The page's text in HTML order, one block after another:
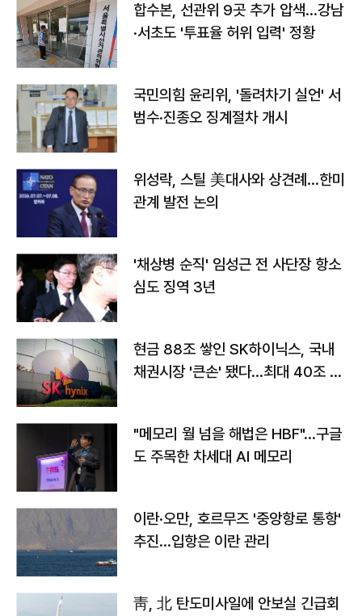
합수본, 선관위 9곳 추가 압색…강남
·서초도 '투표율 허위 입력' 정황
국민의힘 윤리위, '돌려차기 실언' 서
범수·진종오 징계절차 개시
위성락, 스틸 美대사와 상견례…한미
관계 발전 논의
'채상병 순직' 임성근 전 사단장 항소
심도 징역 3년
현금 88조 쌓인 SK하이닉스, 국내
채권시장 '큰손' 됐다…최대 40조 투
"메모리 월 넘을 해법은 HBF"…구글
도 주목한 차세대 AI 메모리
이란·오만, 호르무즈 '중앙항로 통항'
추진…입항은 이란 관리
靑, 北 탄도미사일에 안보실 긴급회